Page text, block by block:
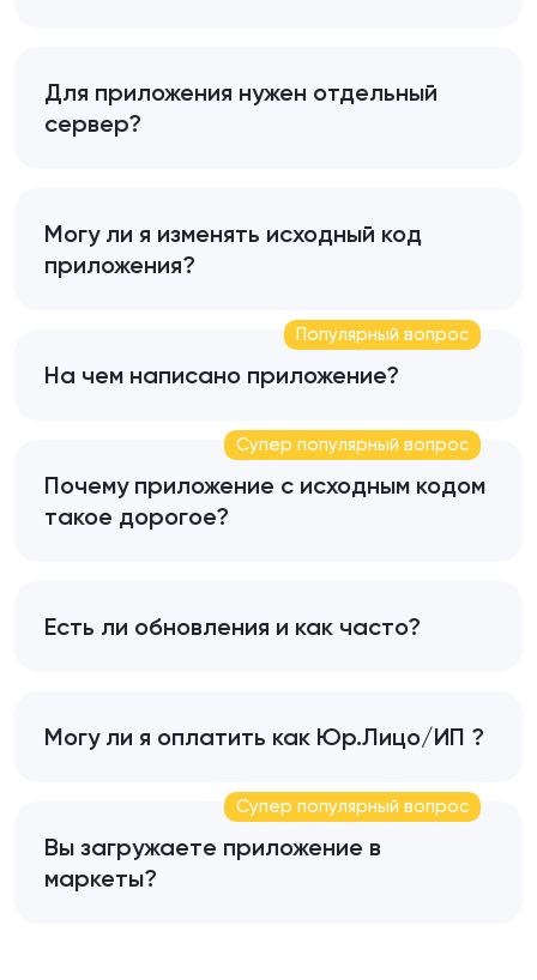
Для приложения нужен отдельный
сервер?
Могу ли я изменять исходный код
приложения?
Популярный вопрос
На чем написано приложение?
Супер популярный вопрос
Почему приложение с исходным кодом
такое дорогое?
Есть ли обновления и как часто?
Могу ли я оплатить как Юр.Лицо/ИП ?
Супер популярный вопрос
Вы загружаете приложение в
маркеты?